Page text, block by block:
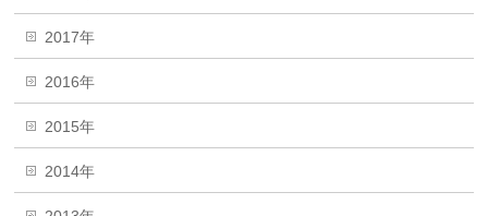
2017年
2016年
2015年
2014年